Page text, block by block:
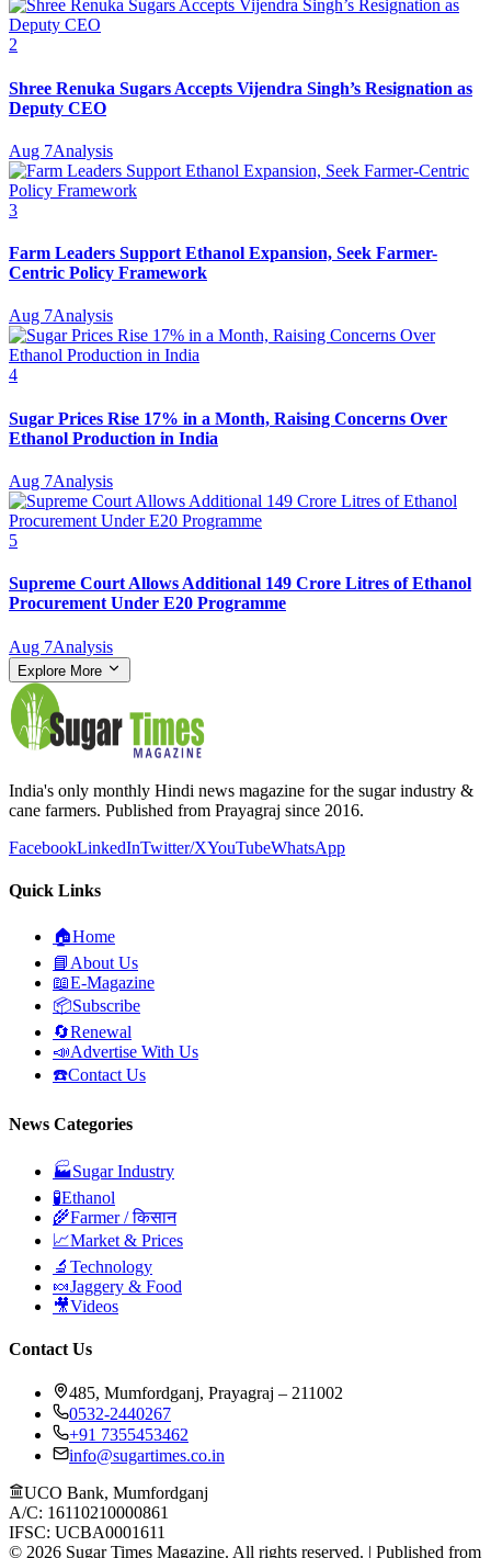
2
Shree Renuka Sugars Accepts Vijendra Singh’s Resignation as
Deputy CEO
Aug 7Analysis
3
Farm Leaders Support Ethanol Expansion, Seek Farmer-
Centric Policy Framework
Aug 7Analysis
4
Sugar Prices Rise 17% in a Month, Raising Concerns Over
Ethanol Production in India
Aug 7Analysis
5
Supreme Court Allows Additional 149 Crore Litres of Ethanol
Procurement Under E20 Programme
Aug 7Analysis
Explore More
India's only monthly Hindi news magazine for the sugar industry &
cane farmers. Published from Prayagraj since 2016.
FacebookLinkedInTwitter/XYouTubeWhatsApp
Quick Links
🏠Home
📘 About Us
📖E-Magazine
📦Subscribe
🔄Renewal
📣Advertise With Us
☎️Contact Us
News Categories
🏭Sugar Industry
🧪Ethanol
🌾Farmer / किसान
📈Market & Prices
🔬 Technology
🍬Jaggery & Food
🎥Videos
Contact Us
485, Mumfordganj, Prayagraj – 211002
0532-2440267
+91 7355453462
info@sugartimes.co.in
UCO Bank, Mumfordganj
A/C: 16110210000861
IFSC: UCBA0001611
© 2026 Sugar Times Magazine. All rights reserved. | Published from